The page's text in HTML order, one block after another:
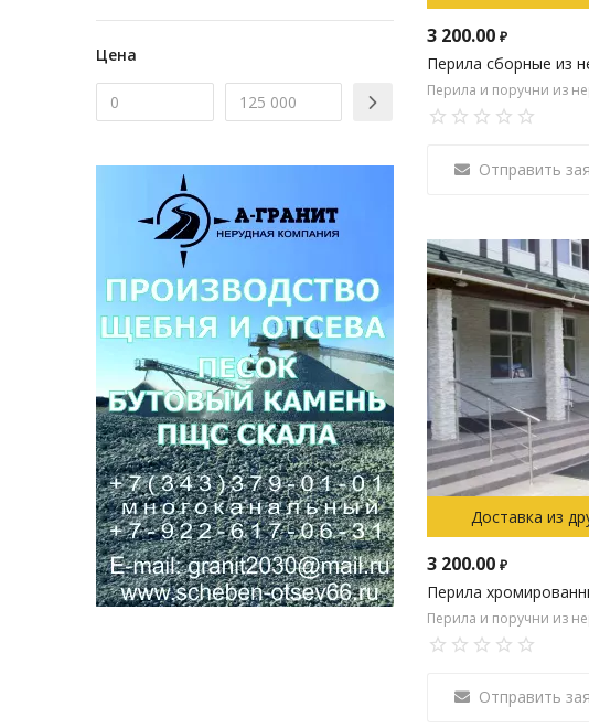
Цена
3 200.00 ₽
Перила сборные из
Перила и поручни из
Отправить
Доставка из
3 200.00 ₽
Перила
Перила и поручни из
Отправить